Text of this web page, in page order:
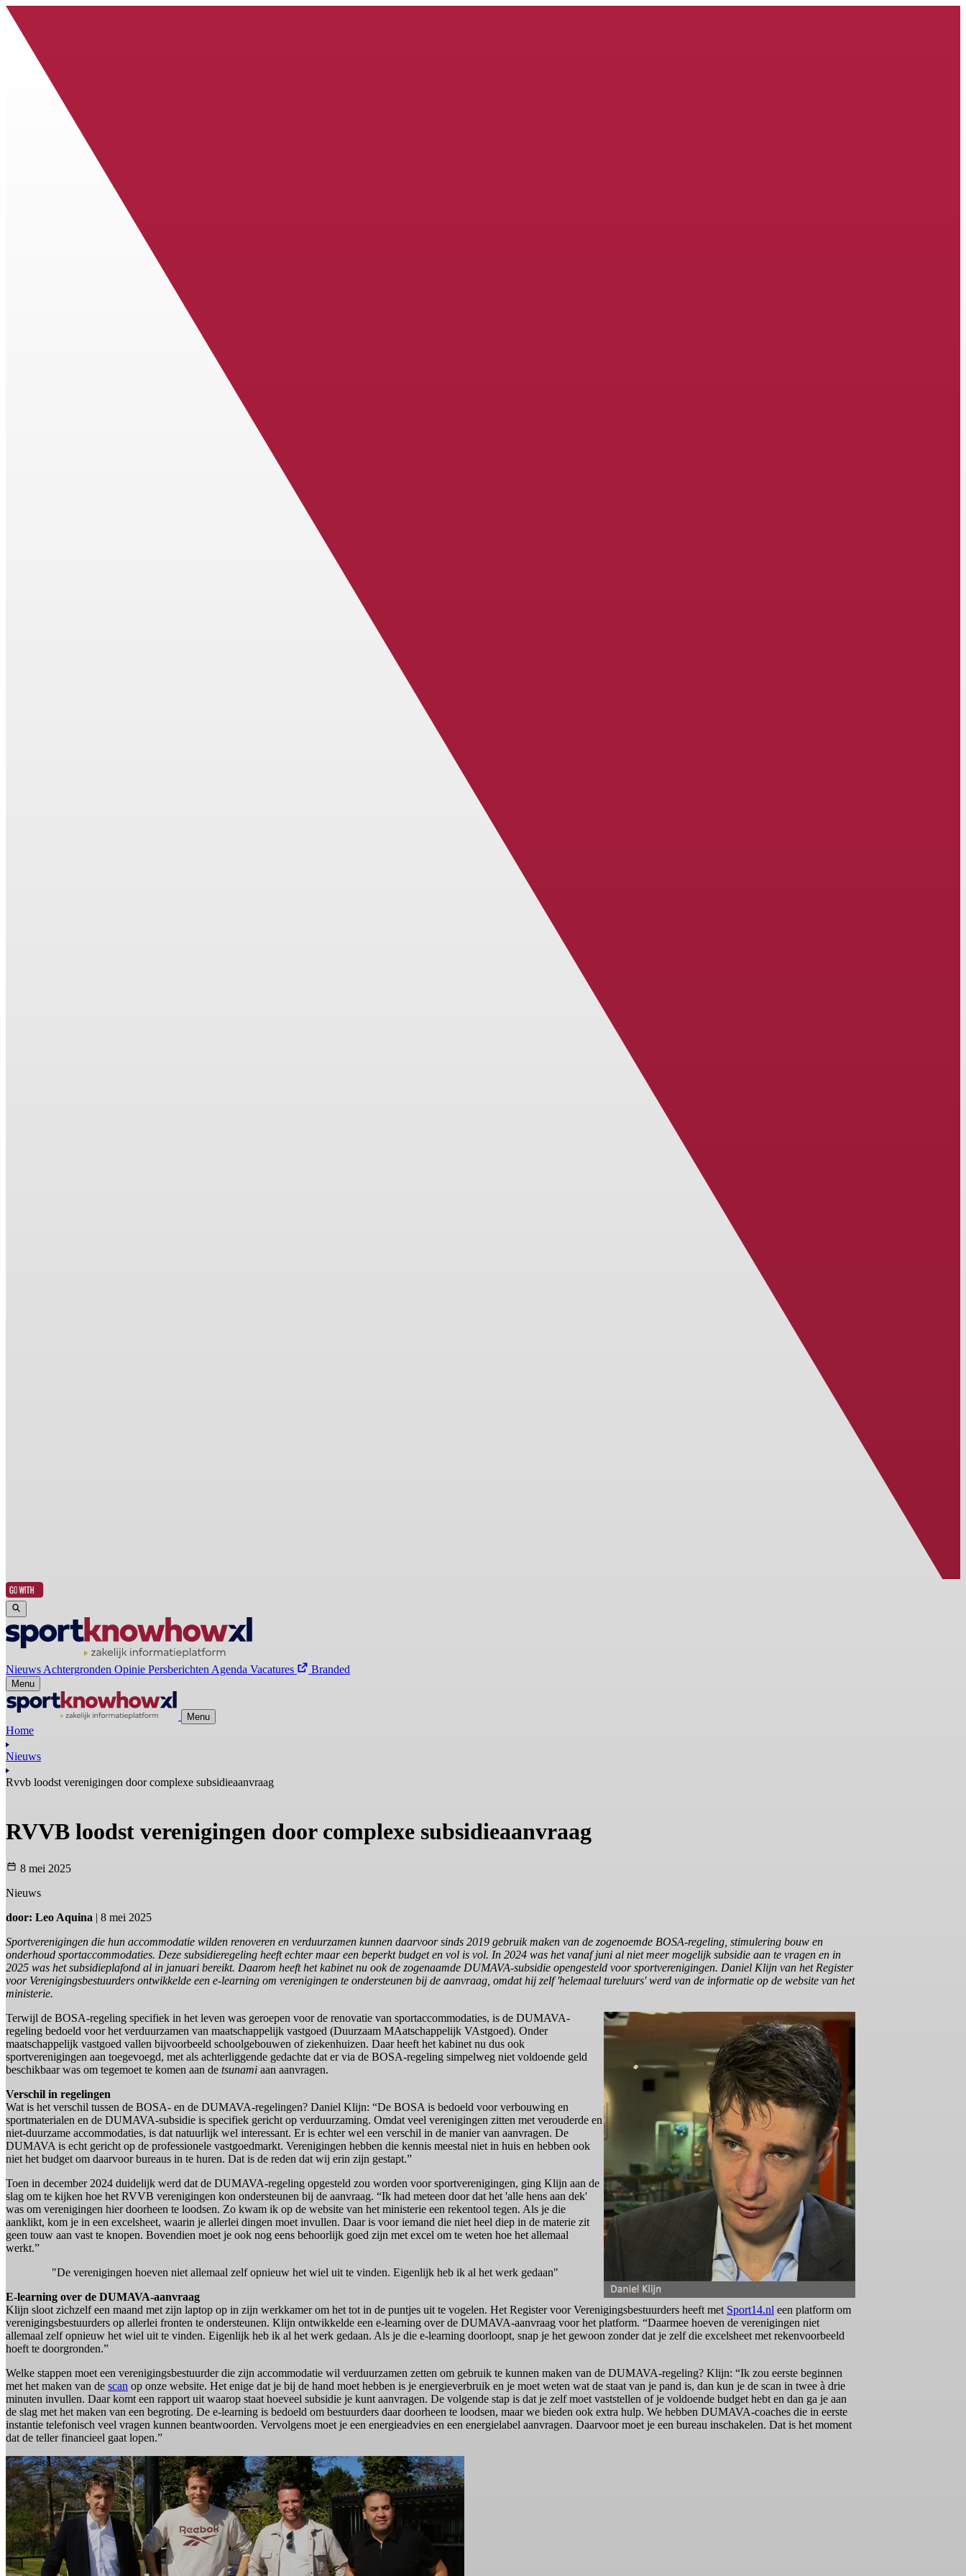
Nieuws Achtergronden Opinie Persberichten Agenda Vacatures Branded
Menu
Menu
Home
Nieuws
Rvvb loodst verenigingen door complexe subsidieaanvraag
RVVB loodst verenigingen door complexe subsidieaanvraag
8 mei 2025
Nieuws
door: Leo Aquina | 8 mei 2025
Sportverenigingen die hun accommodatie wilden renoveren en verduurzamen kunnen daarvoor sinds 2019 gebruik maken van de zogenoemde BOSA-regeling, stimulering bouw en
onderhoud sportaccommodaties. Deze subsidieregeling heeft echter maar een beperkt budget en vol is vol. In 2024 was het vanaf juni al niet meer mogelijk subsidie aan te vragen en in
2025 was het subsidieplafond al in januari bereikt. Daarom heeft het kabinet nu ook de zogenaamde DUMAVA-subsidie opengesteld voor sportverenigingen. Daniel Klijn van het Register
voor Verenigingsbestuurders ontwikkelde een e-learning om verenigingen te ondersteunen bij de aanvraag, omdat hij zelf 'helemaal tureluurs' werd van de informatie op de website van het
ministerie.
Terwijl de BOSA-regeling specifiek in het leven was geroepen voor de renovatie van sportaccommodaties, is de DUMAVA-
regeling bedoeld voor het verduurzamen van maatschappelijk vastgoed (Duurzaam MAatschappelijk VAstgoed). Onder
maatschappelijk vastgoed vallen bijvoorbeeld schoolgebouwen of ziekenhuizen. Daar heeft het kabinet nu dus ook
sportverenigingen aan toegevoegd, met als achterliggende gedachte dat er via de BOSA-regeling simpelweg niet voldoende geld
beschikbaar was om tegemoet te komen aan de tsunami aan aanvragen.
Verschil in regelingen
Wat is het verschil tussen de BOSA- en de DUMAVA-regelingen? Daniel Klijn: “De BOSA is bedoeld voor verbouwing en
sportmaterialen en de DUMAVA-subsidie is specifiek gericht op verduurzaming. Omdat veel verenigingen zitten met verouderde en
niet-duurzame accommodaties, is dat natuurlijk wel interessant. Er is echter wel een verschil in de manier van aanvragen. De
DUMAVA is echt gericht op de professionele vastgoedmarkt. Verenigingen hebben die kennis meestal niet in huis en hebben ook
niet het budget om daarvoor bureaus in te huren. Dat is de reden dat wij erin zijn gestapt.”
Toen in december 2024 duidelijk werd dat de DUMAVA-regeling opgesteld zou worden voor sportverenigingen, ging Klijn aan de
slag om te kijken hoe het RVVB verenigingen kon ondersteunen bij de aanvraag. “Ik had meteen door dat het 'alle hens aan dek'
was om verenigingen hier doorheen te loodsen. Zo kwam ik op de website van het ministerie een rekentool tegen. Als je die
aanklikt, kom je in een excelsheet, waarin je allerlei dingen moet invullen. Daar is voor iemand die niet heel diep in de materie zit
geen touw aan vast te knopen. Bovendien moet je ook nog eens behoorlijk goed zijn met excel om te weten hoe het allemaal
werkt.”
"De verenigingen hoeven niet allemaal zelf opnieuw het wiel uit te vinden. Eigenlijk heb ik al het werk gedaan"
E-learning over de DUMAVA-aanvraag
Klijn sloot zichzelf een maand met zijn laptop op in zijn werkkamer om het tot in de puntjes uit te vogelen. Het Register voor Verenigingsbestuurders heeft met Sport14.nl een platform om
verenigingsbestuurders op allerlei fronten te ondersteunen. Klijn ontwikkelde een e-learning over de DUMAVA-aanvraag voor het platform. “Daarmee hoeven de verenigingen niet
allemaal zelf opnieuw het wiel uit te vinden. Eigenlijk heb ik al het werk gedaan. Als je die e-learning doorloopt, snap je het gewoon zonder dat je zelf die excelsheet met rekenvoorbeeld
hoeft te doorgronden.”
Welke stappen moet een verenigingsbestuurder die zijn accommodatie wil verduurzamen zetten om gebruik te kunnen maken van de DUMAVA-regeling? Klijn: “Ik zou eerste beginnen
met het maken van de scan op onze website. Het enige dat je bij de hand moet hebben is je energieverbruik en je moet weten wat de staat van je pand is, dan kun je de scan in twee à drie
minuten invullen. Daar komt een rapport uit waarop staat hoeveel subsidie je kunt aanvragen. De volgende stap is dat je zelf moet vaststellen of je voldoende budget hebt en dan ga je aan
de slag met het maken van een begroting. De e-learning is bedoeld om bestuurders daar doorheen te loodsen, maar we bieden ook extra hulp. We hebben DUMAVA-coaches die in eerste
instantie telefonisch veel vragen kunnen beantwoorden. Vervolgens moet je een energieadvies en een energielabel aanvragen. Daarvoor moet je een bureau inschakelen. Dat is het moment
dat de teller financieel gaat lopen.”